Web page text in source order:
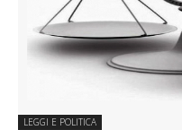
LEGGI E POLITICA